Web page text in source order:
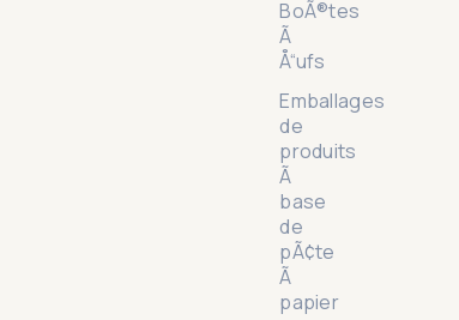
BoÃ®tes
Ã
Å“ufs
Emballages
de
produits
Ã
base
de
pÃ¢te
Ã
papier